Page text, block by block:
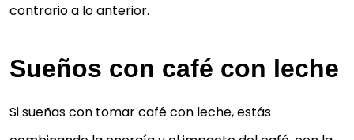
contrario a lo anterior.
Sueños con café con leche
Si sueñas con tomar café con leche, estás